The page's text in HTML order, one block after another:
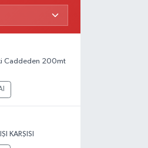
Caddeden 200mt
KARŞISI